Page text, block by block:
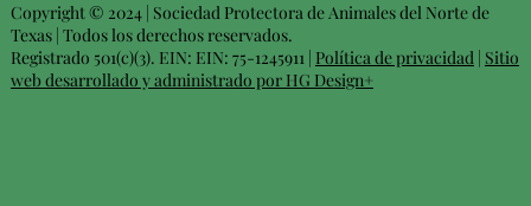
Copyright © 2024 | Sociedad Protectora de Animales del Norte de
Texas | Todos los derechos reservados.
Registrado 501(c)(3). EIN: EIN: 75-1245911 | Política de privacidad| Sitio
web desarrollado y administrado por HG Design+